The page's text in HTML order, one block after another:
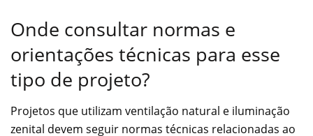
Onde consultar normas e
orientações técnicas para esse
tipo de projeto?
Projetos que utilizam ventilação natural e iluminação
zenital devem seguir normas técnicas relacionadas ao